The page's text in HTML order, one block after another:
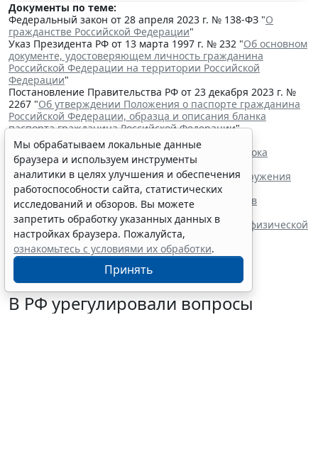
Документы по теме:
Федеральный закон от 28 апреля 2023 г. № 138-ФЗ "О
гражданстве Российской Федерации"
Указ Президента РФ от 13 марта 1997 г. № 232 "Об основном
документе, удостоверяющем личность гражданина
Российской Федерации на территории Российской
Федерации"
Постановление Правительства РФ от 23 декабря 2023 г. №
2267 "Об утверждении Положения о паспорте гражданина
Российской Федерации, образца и описания бланка
паспорта гражданина Российской Федерации"
Читайте также:
Владимир Путин подписал закон о продлении срока
действия "гаражной амнистии"
Минюст России разработал проект о сроке обнаружения
недостатков товара
Правила формирования наблюдательных советов
автономных учреждений обновили
В РФ определены коды агрегатного состояния и физической
формы видов отходов
В РФ урегулировали вопросы
Мы обрабатываем локальные данные
браузера и используем инструменты
аналитики в целях улучшения и обеспечения
работоспособности сайта, статистических
исследований и обзоров. Вы можете
запретить обработку указанных данных в
настройках браузера. Пожалуйста,
ознакомьтесь с условиями их обработки.
Принять